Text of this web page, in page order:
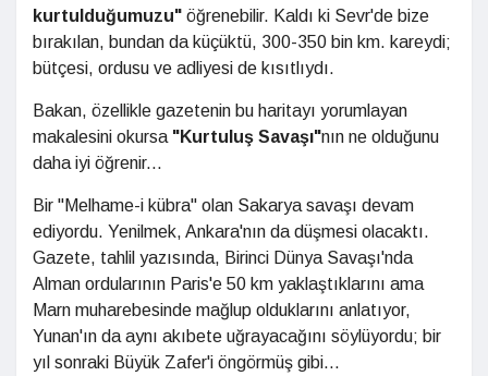
kurtulduğumuzu" öğrenebilir. Kaldı ki Sevr'de bize
bırakılan, bundan da küçüktü, 300-350 bin km. kareydi;
bütçesi, ordusu ve adliyesi de kısıtlıydı.
Bakan, özellikle gazetenin bu haritayı yorumlayan
makalesini okursa "Kurtuluş Savaşı"nın ne olduğunu
daha iyi öğrenir...
Bir "Melhame-i kübra" olan Sakarya savaşı devam
ediyordu. Yenilmek, Ankara'nın da düşmesi olacaktı.
Gazete, tahlil yazısında, Birinci Dünya Savaşı'nda
Alman ordularının Paris'e 50 km yaklaştıklarını ama
Marn muharebesinde mağlup olduklarını anlatıyor,
Yunan'ın da aynı akıbete uğrayacağını söylüyordu; bir
yıl sonraki Büyük Zafer'i öngörmüş gibi...